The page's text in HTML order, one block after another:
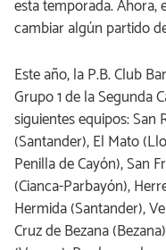
esta temporada. Ahora,
cambiar algún partido
Este año, la P.B. Club
Grupo 1 de la Segunda
siguientes equipos: San
(Santander), El Mato
Penilla de Cayón), San
(Cianca-Parbayón),
Hermida (Santander),
Cruz de Bezana